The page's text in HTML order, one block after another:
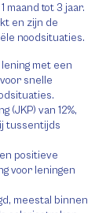
maand tot 3 jaar.
en zijn de
noodsituaties.
met een
snelle
(JKP) van 12%,
tussentijds
positieve
voor leningen
meestal binnen